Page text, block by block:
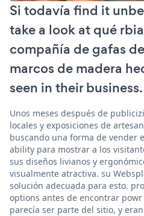
Si todavía find it
take a look at qué
compañía de gafas
marcos de madera
seen in their business.
Unos meses después de
locales y exposiciones de
buscando una forma de vender
ability para mostrar a los
sus diseños livianos y
visualmente atractiva. su
solución adecuada para esto.
options antes de encontrar
parecía ser parte del sitio, y